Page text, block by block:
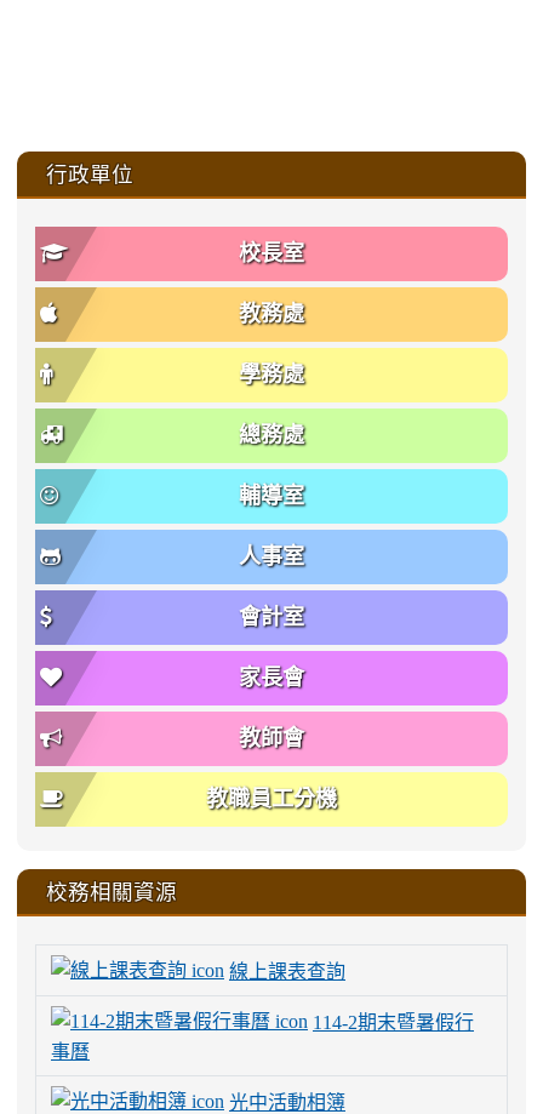
::: 行政單位
校長室
教務處
學務處
總務處
輔導室
人事室
會計室
家長會
教師會
教職員工分機
校務相關資源
線上課表查詢
114-2期末暨暑假行
事曆
光中活動相簿